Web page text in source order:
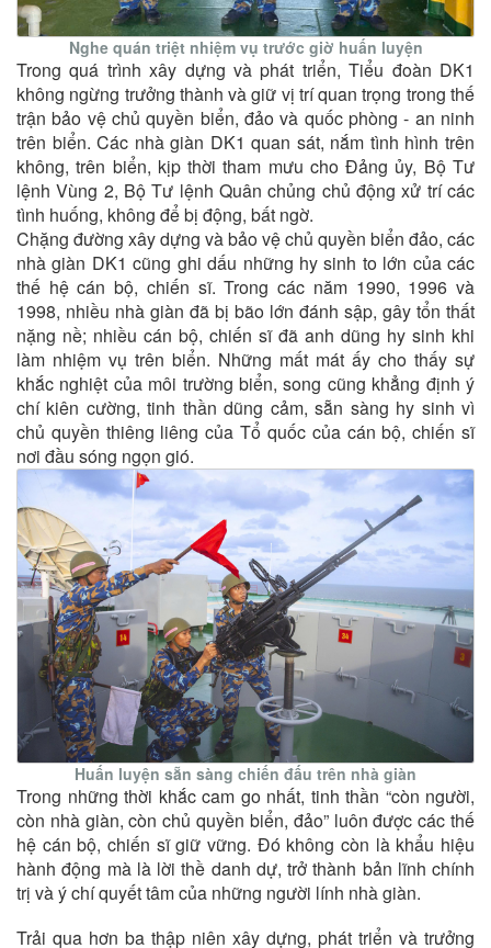
Nghe quán triệt nhiệm vụ trước giờ huấn luyện
Trong quá trình xây dựng và phát triển, Tiểu đoàn DK1
không ngừng trưởng thành và giữ vị trí quan trọng trong thế
trận bảo vệ chủ quyền biển, đảo và quốc phòng - an ninh
trên biển. Các nhà giàn DK1 quan sát, nắm tình hình trên
không, trên biển, kịp thời tham mưu cho Đảng ủy, Bộ Tư
lệnh Vùng 2, Bộ Tư lệnh Quân chủng chủ động xử trí các
tình huống, không để bị động, bất ngờ.
Chặng đường xây dựng và bảo vệ chủ quyền biển đảo, các
nhà giàn DK1 cũng ghi dấu những hy sinh to lớn của các
thế hệ cán bộ, chiến sĩ. Trong các năm 1990, 1996 và
1998, nhiều nhà giàn đã bị bão lớn đánh sập, gây tổn thất
nặng nề; nhiều cán bộ, chiến sĩ đã anh dũng hy sinh khi
làm nhiệm vụ trên biển. Những mất mát ấy cho thấy sự
khắc nghiệt của môi trường biển, song cũng khẳng định ý
chí kiên cường, tinh thần dũng cảm, sẵn sàng hy sinh vì
chủ quyền thiêng liêng của Tổ quốc của cán bộ, chiến sĩ
nơi đầu sóng ngọn gió.
Huấn luyện sẵn sàng chiến đấu trên nhà giàn
Trong những thời khắc cam go nhất, tinh thần “còn người,
còn nhà giàn, còn chủ quyền biển, đảo” luôn được các thế
hệ cán bộ, chiến sĩ giữ vững. Đó không còn là khẩu hiệu
hành động mà là lời thề danh dự, trở thành bản lĩnh chính
trị và ý chí quyết tâm của những người lính nhà giàn.
Trải qua hơn ba thập niên xây dựng, phát triển và trưởng